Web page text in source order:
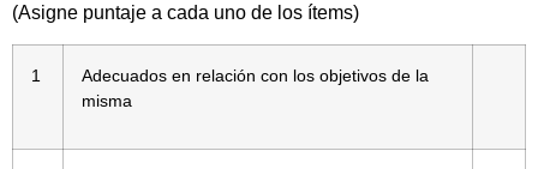
(Asigne puntaje a cada uno de los ítems)
1
Adecuados en relación con los objetivos de la
misma